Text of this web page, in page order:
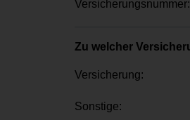
Versicherungsnummer:
Zu welcher
Versicherung:
Sonstige: